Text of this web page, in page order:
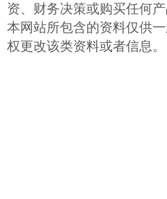
资、财务决策或购买任何
本网站所包含的资料仅供
权更改该类资料或者信息。